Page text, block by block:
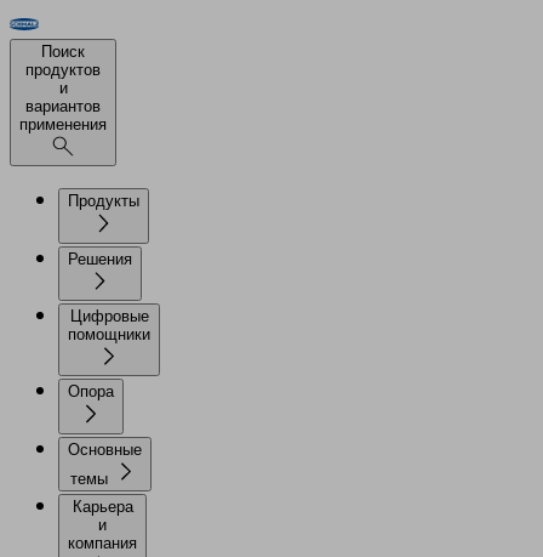
Поиск
продуктов
и
вариантов
применения
Продукты
Решения
Цифровые
помощники
Опора
Основные
темы
Карьера
и
компания